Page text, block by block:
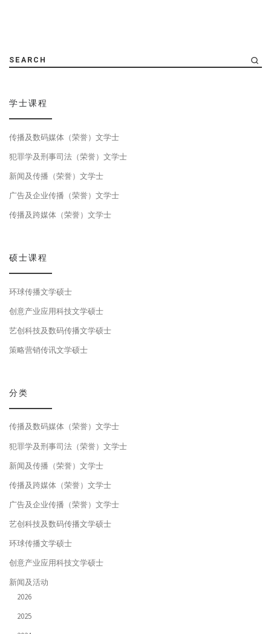
SEARCH
学士课程
传播及数码媒体（荣誉）文学士
犯罪学及刑事司法（荣誉）文学士
新闻及传播（荣誉）文学士
广告及企业传播（荣誉）文学士
传播及跨媒体（荣誉）文学士
硕士课程
环球传播文学硕士
创意产业应用科技文学硕士
艺创科技及数码传播文学硕士
策略营销传讯文学硕士
分类
传播及数码媒体（荣誉）文学士
犯罪学及刑事司法（荣誉）文学士
新闻及传播（荣誉）文学士
传播及跨媒体（荣誉）文学士
广告及企业传播（荣誉）文学士
艺创科技及数码传播文学硕士
环球传播文学硕士
创意产业应用科技文学硕士
新闻及活动
2026
2025